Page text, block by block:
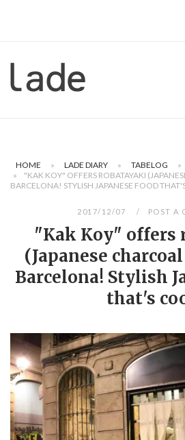
Home
HOME » LADE DIARY » TABELOG »
»
"KAK KOY" OFFERS ROBATAYAKI
BARCELONA! STYLISH JAPANESE FOOD
2017/12/07 POST A
"Kak Koy" offers
(Japanese
Barcelona! Stylish
that's